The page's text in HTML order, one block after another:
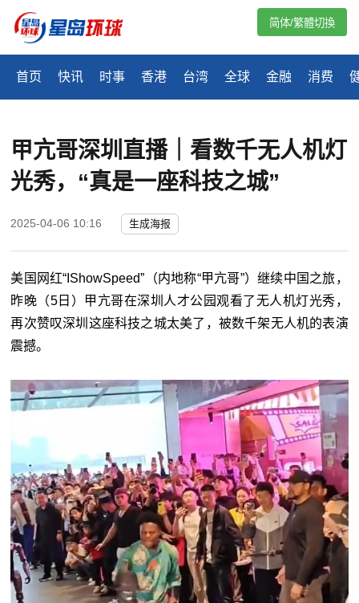
首页 快讯 时事 香港 台湾 全球 金融 消费
简体/繁體切換
甲亢哥深圳直播｜看数千无人机灯
光秀，“真是一座科技之城”
2025-04-06 10:16 生成海报
美国网红“IShowSpeed”（内地称“甲亢哥”）继续中国之旅，
昨晚（5日）甲亢哥在深圳人才公园观看了无人机灯光秀，
再次赞叹深圳这座科技之城太美了，被数千架无人机的表演
震撼。